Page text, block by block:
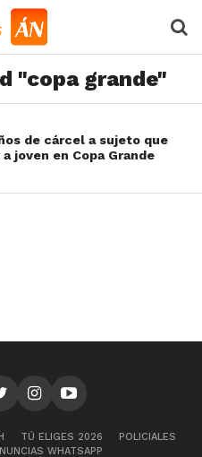
"copa grande"
de cárcel a sujeto que
joven en Copa Grande
TÚ ELIGES 2026
POLICIALES
WHATSAPP